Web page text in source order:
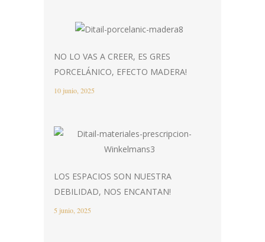
NO LO VAS A CREER, ES GRES
PORCELÁNICO, EFECTO MADERA!
10 junio, 2025
LOS ESPACIOS SON NUESTRA
DEBILIDAD, NOS ENCANTAN!
5 junio, 2025